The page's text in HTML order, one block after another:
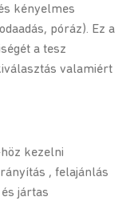
kényelmes
póráz). Ez a
a tesz
valamiért
kezelni
, felajánlás
jártas